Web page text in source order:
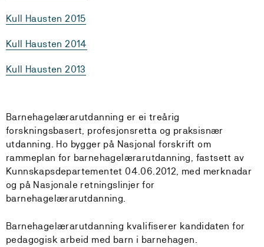
Kull Hausten 2015
Kull Hausten 2014
Kull Hausten 2013
Barnehagelærarutdanning er ei treårig
forskningsbasert, profesjonsretta og praksisnær
utdanning. Ho bygger på Nasjonal forskrift om
rammeplan for barnehagelærarutdanning, fastsett av
Kunnskapsdepartementet 04.06.2012, med merknadar
og på Nasjonale retningslinjer for
barnehagelærarutdanning.
Barnehagelærarutdanning kvalifiserer kandidaten for
pedagogisk arbeid med barn i barnehagen.